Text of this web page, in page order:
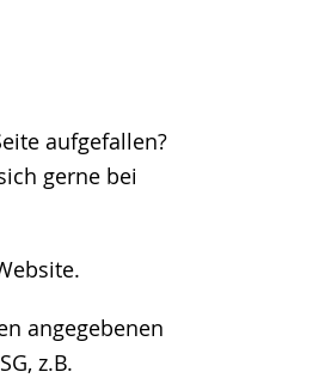
aufgefallen?
gerne bei
angegebenen
z.B.